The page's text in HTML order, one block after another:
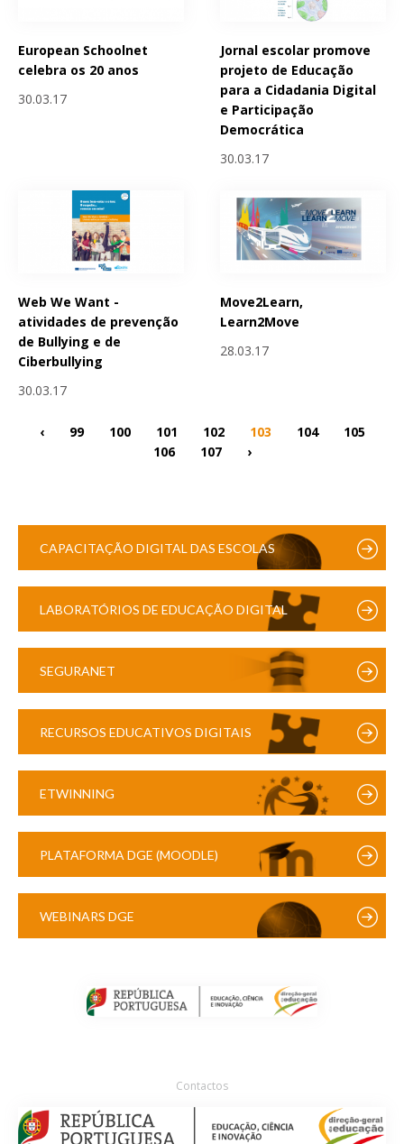
European Schoolnet
celebra os 20 anos
30.03.17
Jornal escolar promove
projeto de Educação
para a Cidadania Digital
e Participação
Democrática
30.03.17
Web We Want -
atividades de prevenção
de Bullying e de
Ciberbullying
30.03.17
Move2Learn,
Learn2Move
28.03.17
‹ 99 100 101 102 103 104
105
106
107 ›
CAPACITAÇÃO DIGITAL DAS ESCOLAS
LABORATÓRIOS DE EDUCAÇÃO DIGITAL
SEGURANET
RECURSOS EDUCATIVOS DIGITAIS
ETWINNING
PLATAFORMA DGE (MOODLE)
WEBINARS DGE
Contactos